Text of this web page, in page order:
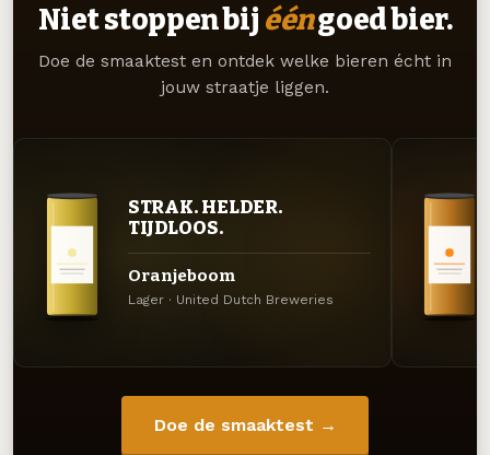
Niet stoppen bij ééngoed bier.
Doe de smaaktest en ontdek welke bieren écht in
jouw straatje liggen.
STRAK. HELDER.
TIJDLOOS.
Oranjeboom
Lager · United Dutch Breweries
Doe de smaaktest →